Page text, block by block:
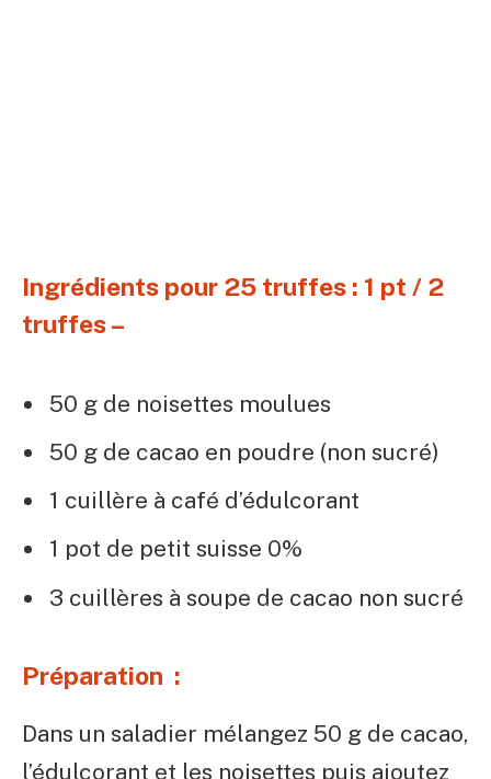
Ingrédients pour 25 truffes : 1 pt / 2
truffes –
50 g de noisettes moulues
50 g de cacao en poudre (non sucré)
1 cuillère à café d’édulcorant
1 pot de petit suisse 0%
3 cuillères à soupe de cacao non sucré
Préparation :
Dans un saladier mélangez 50 g de cacao,
l’édulcorant et les noisettes puis ajoutez